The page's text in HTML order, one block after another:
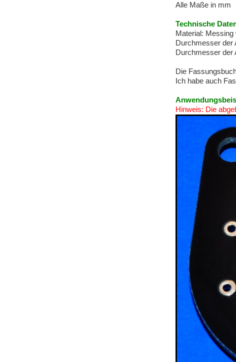
Alle Maße in mm
Technische
Material:
Durchmesser der
Durchmesser der
Die
Ich habe auch
Hinweis: Die